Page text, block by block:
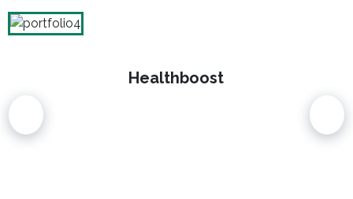
Healthboost